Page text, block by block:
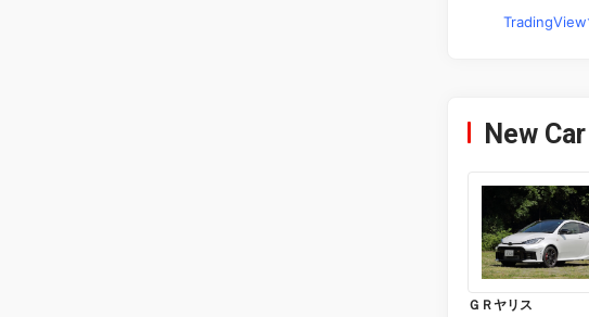
TradingView
New Car
ＧＲヤリス